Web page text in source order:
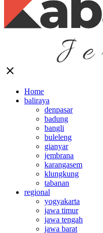
close
Home
baliraya
denpasar
badung
bangli
buleleng
gianyar
jembrana
karangasem
klungkung
tabanan
regional
yogyakarta
jawa timur
jawa tengah
jawa barat